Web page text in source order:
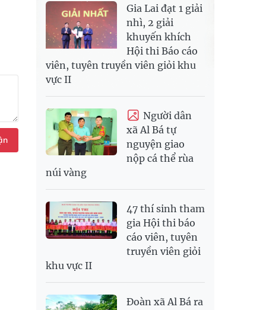
Gia Lai đạt 1 giải
nhì, 2 giải
khuyến khích
Hội thi Báo cáo
viên, tuyên truyền viên giỏi khu
vực II
Người dân
xã Al Bá tự
nguyện giao
nộp cá thể rùa
núi vàng
47 thí sinh tham
gia Hội thi báo
cáo viên, tuyên
truyền viên giỏi
khu vực II
Đoàn xã Al Bá ra